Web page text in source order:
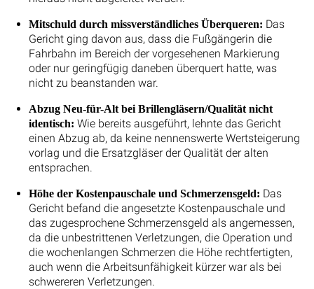
Mitschuld durch missverständliches Überqueren: Das
Gericht ging davon aus, dass die Fußgängerin die
Fahrbahn im Bereich der vorgesehenen Markierung
oder nur geringfügig daneben überquert hatte, was
nicht zu beanstanden war.
Abzug Neu-für-Alt bei Brillengläsern/Qualität nicht
identisch: Wie bereits ausgeführt, lehnte das Gericht
einen Abzug ab, da keine nennenswerte Wertsteigerung
vorlag und die Ersatzgläser der Qualität der alten
entsprachen.
Höhe der Kostenpauschale und Schmerzensgeld: Das
Gericht befand die angesetzte Kostenpauschale und
das zugesprochene Schmerzensgeld als angemessen,
da die unbestrittenen Verletzungen, die Operation und
die wochenlangen Schmerzen die Höhe rechtfertigten,
auch wenn die Arbeitsunfähigkeit kürzer war als bei
schwereren Verletzungen.